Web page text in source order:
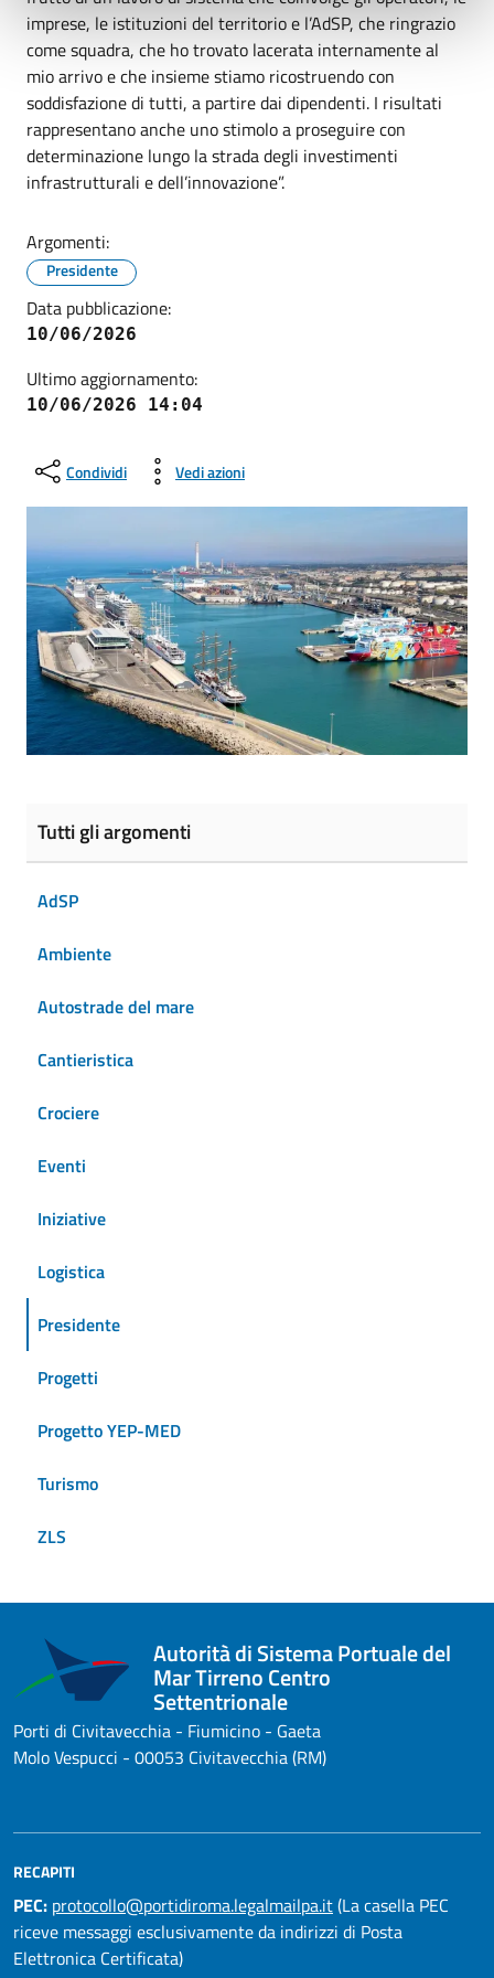
imprese, le istituzioni del territorio e l’AdSP, che ringrazio
come squadra, che ho trovato lacerata internamente al
mio arrivo e che insieme stiamo ricostruendo con
soddisfazione di tutti, a partire dai dipendenti. I risultati
rappresentano anche uno stimolo a proseguire con
determinazione lungo la strada degli investimenti
infrastrutturali e dell’innovazione”.
Argomenti:
Presidente
Data pubblicazione:
10/06/2026
Ultimo aggiornamento:
10/06/2026 14:04
Condividi Vedi azioni
Tutti gli argomenti
AdSP
Ambiente
Autostrade del mare
Cantieristica
Crociere
Eventi
Iniziative
Logistica
Presidente
Progetti
Progetto YEP-MED
Turismo
ZLS
Autorità di Sistema Portuale del
Mar Tirreno Centro
Settentrionale
Porti di Civitavecchia - Fiumicino - Gaeta
Molo Vespucci - 00053 Civitavecchia (RM)
RECAPITI
PEC: protocollo@portidiroma.legalmailpa.it(La casella PEC
riceve messaggi esclusivamente da indirizzi di Posta
Elettronica Certificata)